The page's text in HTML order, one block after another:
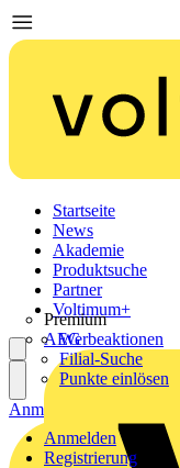
Startseite
News
Akademie
Produktsuche
Partner
Premium
AEG
Voltimum+
Werbeaktionen
Filial-Suche
Punkte einlösen
Anmelden
Registrierung
Anmelden